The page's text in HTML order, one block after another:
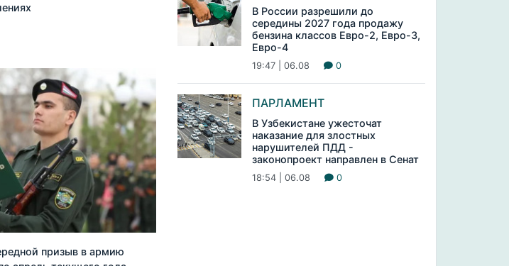
призыв в армию
В России разрешили до
середины 2027 года продажу
бензина классов Евро-2, Евро-3,
Евро-4
19:47 | 06.08 0
ПАРЛАМЕНТ
В Узбекистане ужесточат
наказание для злостных
нарушителей ПДД -
законопроект направлен в Сенат
18:54 | 06.08 0